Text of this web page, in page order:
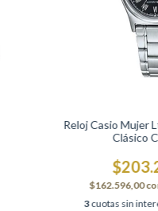
Reloj Casio Mujer
Clásico
$162.596,00
3cuotas sin